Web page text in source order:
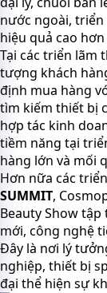
nước ngoài, triển
hiệu quả cao
Tại các triển lãm
tượng khách
định mua hàng
tìm kiếm thiết bị
hợp tác kinh
tiềm năng tại
hàng lớn và mối
Hơn nữa các
SUMMIT,
Beauty Show
mới, công nghệ
Đây là nơi lý
nghiệp, thiết bị
đại thể hiện sự